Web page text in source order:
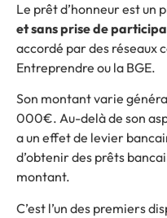
Le prêt d’honneur est un
et sans prise de
accordé par des réseaux
Entreprendre ou la BGE.
Son montant varie
000€. Au-delà de son
a un effet de levier
d’obtenir des prêts
montant.
C’est l’un des premiers